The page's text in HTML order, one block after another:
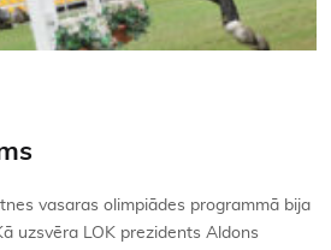
vasaras olimpiādes programmā bija
uzsvēra LOK prezidents Aldons